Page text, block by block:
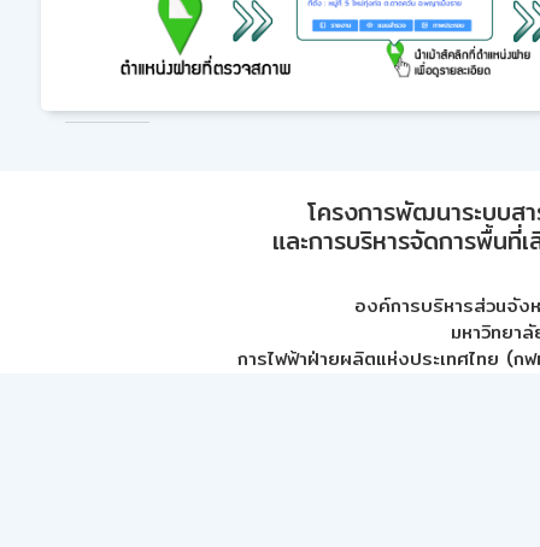
โครงการพัฒนาระบบส
และการบริหารจัดการพื้นที่
องค์การบริหารส่วนจัง
มหาวิทยา
การไฟฟ้าฝ่ายผลิตแห่งประเทศไทย (กฟ